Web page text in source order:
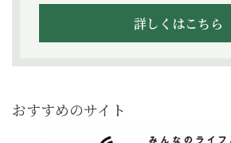
詳しくはこちら
おすすめのサイト